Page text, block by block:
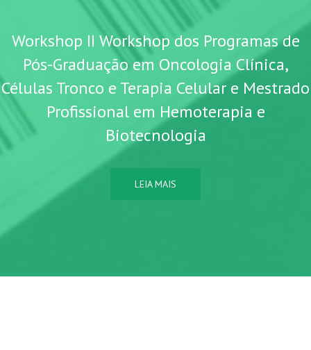
Workshop II Workshop dos Programas de
Pós-Graduação em Oncologia Clínica,
Células Tronco e Terapia Celular e Mestrado
Profissional em Hemoterapia e
Biotecnologia
LEIA MAIS